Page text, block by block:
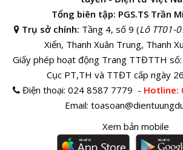
Tổng biên tập: PGS.TS Trần
Trụ sở chính: Tầng 4, số 9 (Lô TT01-
Xiển, Thanh Xuân Trung, Thanh
Giấy phép hoạt động Trang TTĐTTH
Cục PT,TH và TTĐT cấp ngày
Điện thoại:024 8587 7779 - Hotline:
Email:
Xem bản mobile